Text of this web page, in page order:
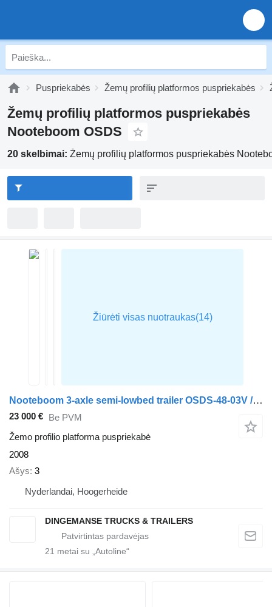
Puspriekabės Žemų profilių platformos puspriekabės
Žemų profilių platformos puspriekabės
Nooteboom OSDS
20 skelbimai: Žemų profilių platformos puspriekabės
Nooteboom 3-axle semi-lowbed trailer OSDS-48-03V / ext. 15 m
23 000 € Be PVM
Žemo profilio platforma puspriekabė
2008
Ašys 3
Nyderlandai, Hoogerheide
DINGEMANSE TRUCKS & TRAILERS
21 metai su „Autoline“